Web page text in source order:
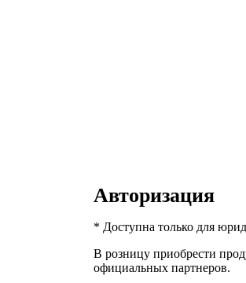
Авторизация
* Доступна только для
В розницу приобрести
официальных партнеров.